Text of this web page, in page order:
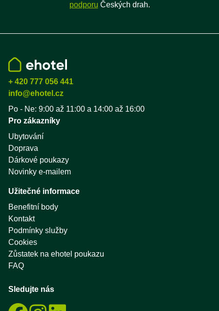
podporu Českých drah.
+ 420 777 056 441
info@ehotel.cz
Po - Ne: 9:00 až 11:00 a 14:00 až 16:00
Pro zákazníky
Ubytování
Doprava
Dárkové poukazy
Novinky e-mailem
Užitečné informace
Benefitní body
Kontakt
Podmínky služby
Cookies
Zůstatek na ehotel poukazu
FAQ
Sledujte nás